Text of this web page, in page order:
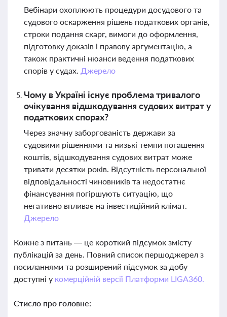
Вебінари охоплюють процедури досудового та
судового оскарження рішень податкових органів,
строки подання скарг, вимоги до оформлення,
підготовку доказів і правову аргументацію, а
також практичні нюанси ведення податкових
спорів у судах. Джерело
Чому в Україні існує проблема тривалого
очікування відшкодування судових витрат у
податкових спорах?
Через значну заборгованість держави за
судовими рішеннями та низькі темпи погашення
коштів, відшкодування судових витрат може
тривати десятки років. Відсутність персональної
відповідальності чиновників та недостатнє
фінансування погіршують ситуацію, що
негативно впливає на інвестиційний клімат.
Джерело
Кожне з питань — це короткий підсумок змісту
публікацій за день. Повний список першоджерел з
посиланнями та розширений підсумок за добу
доступні у комерційній версії Платформи LIGA360.
Стисло про головне: